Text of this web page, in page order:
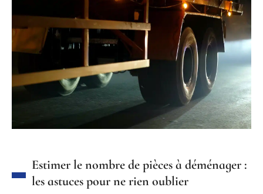
Estimer le nombre de pièces à déménager :
les astuces pour ne rien oublier